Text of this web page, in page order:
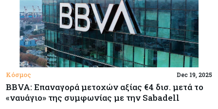
Κόσμος Dec 19, 2025
BBVA: Επαναγορά μετοχών αξίας €4 δισ. μετά το
«ναυάγιο» της συμφωνίας με την Sabadell